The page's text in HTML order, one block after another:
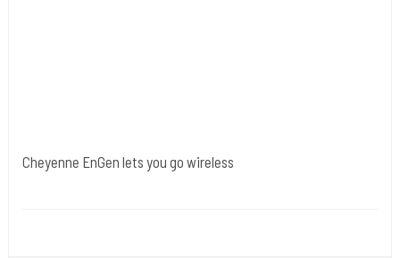
Cheyenne EnGen lets you go wireless